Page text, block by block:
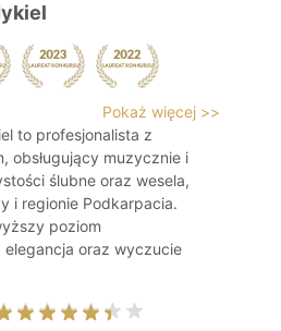
Pokaż więcej >>
to profesjonalista z
obsługujący muzycznie i
ślubne oraz wesela,
i regionie Podkarpacia.
poziom
elegancja oraz wyczucie